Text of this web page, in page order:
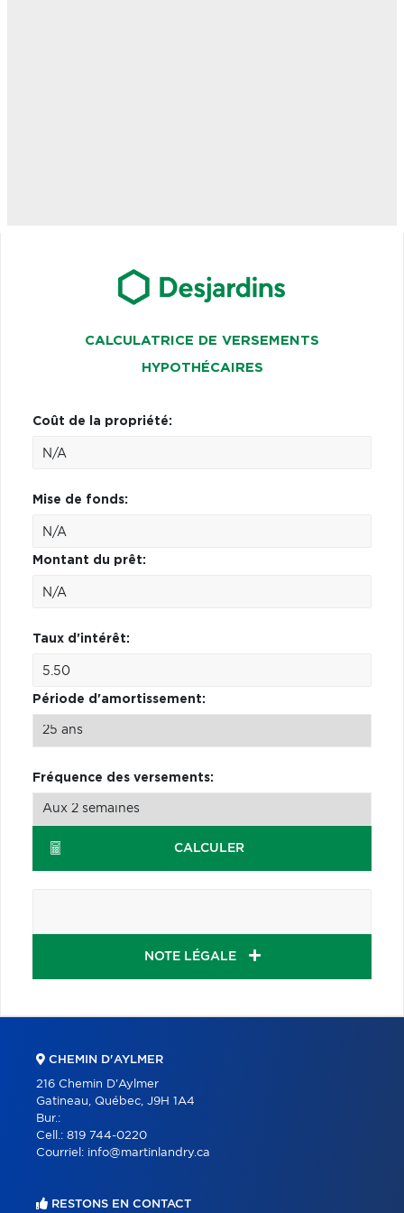
CALCULATRICE DE VERSEMENTS
HYPOTHÉCAIRES
Coût de la propriété:
Mise de fonds:
Montant du prêt:
Taux d'intérêt:
Période d'amortissement:
Fréquence des versements:
CALCULER
NOTE LÉGALE
CHEMIN D'AYLMER
216 Chemin D'Aylmer
Gatineau, Québec, J9H 1A4
Bur.:
Cell.: 819 744-0220
Courriel: info@martinlandry.ca
RESTONS EN CONTACT